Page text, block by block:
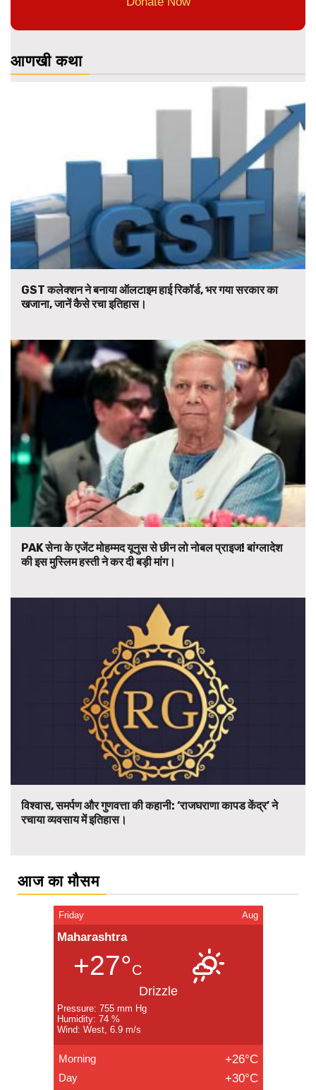
आणखी कथा
GST कलेक्शन ने बनाया ऑलटाइम हाई रिकॉर्ड, भर गया सरकार का
खजाना, जानें कैसे रचा इतिहास।
PAK सेना के एजेंट मोहम्मद यूनुस से छीन लो नोबल प्राइज! बांग्लादेश
की इस मुस्लिम हस्ती ने कर दी बड़ी मांग।
विश्वास, समर्पण और गुणवत्ता की कहानी: ‘राजघराणा कापड केंद्र’ ने
रचाया व्यवसाय में इतिहास।
आज का मौसम
Friday Aug
Maharashtra
+27°C
Drizzle
Pressure: 755 mm Hg
Humidity: 74 %
Wind: West, 6.9 m/s
Morning +26°C
Day +30°C